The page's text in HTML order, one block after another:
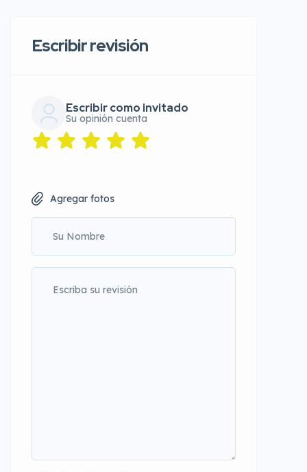
Escribir revisión
Escribir como invitado
Su opinión cuenta
Agregar fotos